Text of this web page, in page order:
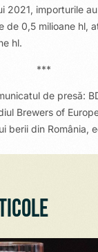
2021, importurile
de 0,5 milioane hl,
hl.
***
de presă:
Brewers of
berii din România,